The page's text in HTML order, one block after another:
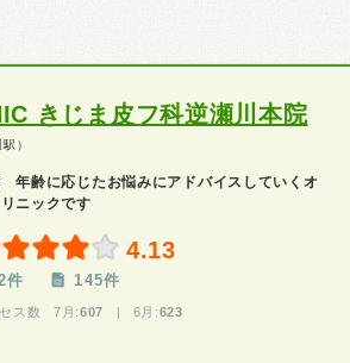
きじま皮フ科逆瀬川本院
）
年齢に応じたお悩みにアドバイスしていくオ
ニックです
4.13
件 145件
ス数 7月:607 | 6月:623